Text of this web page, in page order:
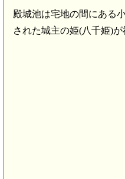
殿城池は宅地の間にある
された城主の姫(八千姫)が